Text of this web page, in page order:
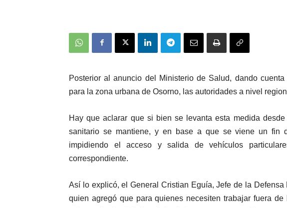
Posterior al anuncio del Ministerio de Salud, dando
para la zona urbana de Osorno, las autoridades a nivel
Hay que aclarar que si bien se levanta esta medida
sanitario se mantiene, y en base a que se viene un fin
impidiendo el acceso y salida de vehículos
correspondiente.
Así lo explicó, el General Cristian Eguía, Jefe de la
quien agregó que para quienes necesiten trabajar fuera